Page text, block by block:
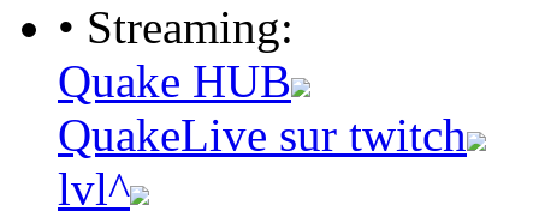
• Streaming:
Quake HUB
QuakeLive sur twitch
lvl^